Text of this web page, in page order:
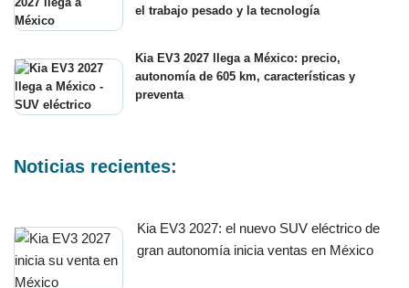
el trabajo pesado y la tecnología
Kia EV3 2027 llega a México: precio,
autonomía de 605 km, características y
preventa
Noticias recientes:
Kia EV3 2027: el nuevo SUV eléctrico de
gran autonomía inicia ventas en México